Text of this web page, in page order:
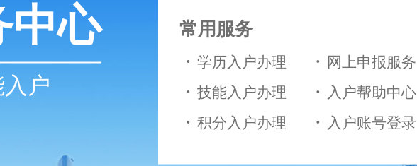
中心
户
常用服务
· 学历入户办理 · 网上申报服务
· 技能入户办理 · 入户帮助中心
· 积分入户办理 · 入户账号登录